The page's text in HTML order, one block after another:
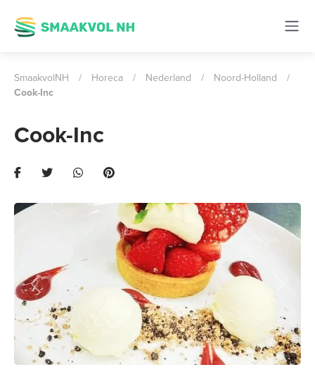
SmaakvolNH / Horeca / Nederland / Noord-Holland
/
Cook-Inc
Cook-Inc
Previous